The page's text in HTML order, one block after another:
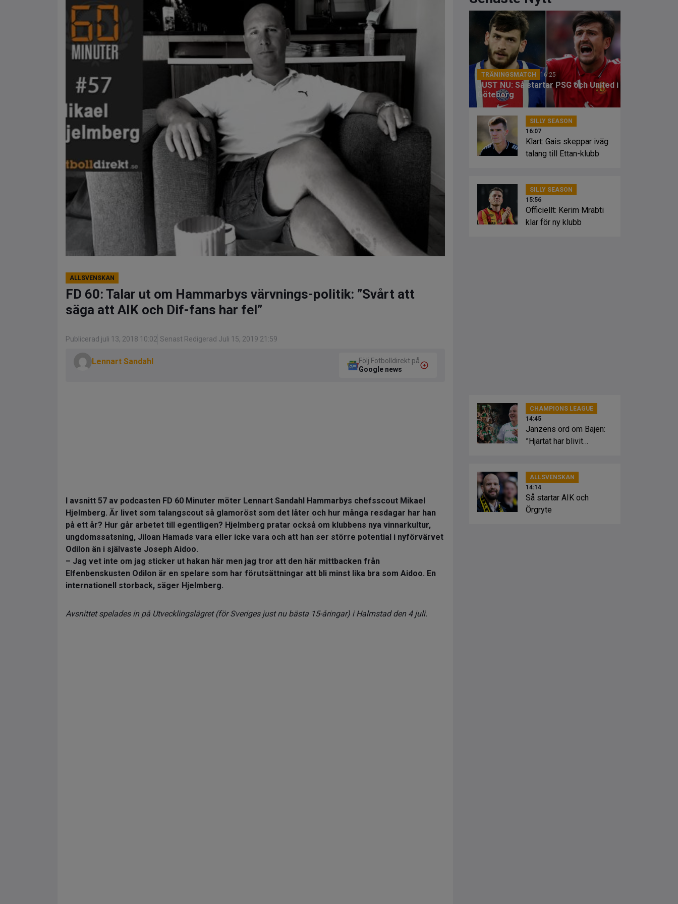
ALLSVENSKAN
FD 60: Talar ut om Hammarbys värvnings-politik: ”Svårt att
säga att AIK och Dif-fans har fel”
Publicerad juli 13, 2018 10:02 Senast Redigerad Juli 15, 2019 21:59
Lennart Sandahl
Följ Fotbolldirekt på
Google news
I avsnitt 57 av podcasten FD 60 Minuter möter Lennart Sandahl Hammarbys chefsscout Mikael
Hjelmberg. Är livet som talangscout så glamoröst som det låter och hur många resdagar har han
på ett år? Hur går arbetet till egentligen? Hjelmberg pratar också om klubbens nya vinnarkultur,
ungdomssatsning, Jiloan Hamads vara eller icke vara och att han ser större potential i nyförvärvet
Odilon än i självaste Joseph Aidoo.
– Jag vet inte om jag sticker ut hakan här men jag tror att den här mittbacken från
Elfenbenskusten Odilon är en spelare som har förutsättningar att bli minst lika bra som Aidoo. En
internationell storback, säger Hjelmberg.
Avsnittet spelades in på Utvecklingslägret (för Sveriges just nu bästa 15-åringar) i Halmstad den 4 juli.
TRÄNINGSMATCH 16:25
JUST NU: Så startar PSG och United i
Göteborg
SILLY SEASON
16:07
Klart: Gais skeppar iväg
talang till Ettan-klubb
SILLY SEASON
15:56
Officiellt: Kerim Mrabti
klar för ny klubb
CHAMPIONS LEAGUE
14:45
Janzens ord om Bajen:
”Hjärtat har blivit
ALLSVENSKAN
14:14
Så startar AIK och
Örgryte